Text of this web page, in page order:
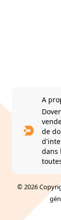
A
de
dans
© 2026